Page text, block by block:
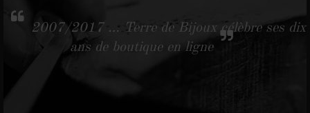
2007/2017 … Terre de Bijoux célèbre ses dix
ans de boutique en ligne